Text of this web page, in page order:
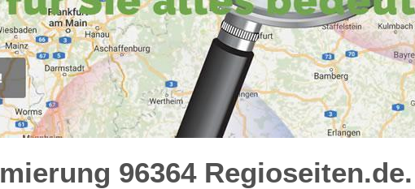
96364 Regioseiten.de.